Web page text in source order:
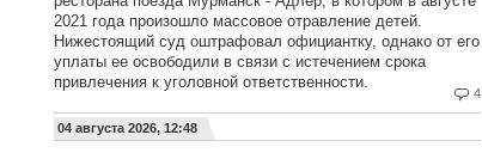
4
2021 года произошло массовое отравление детей.
Нижестоящий суд оштрафовал официантку, однако от его
уплаты ее освободили в связи с истечением срока
привлечения к уголовной ответственности.
04 августа 2026, 12:48